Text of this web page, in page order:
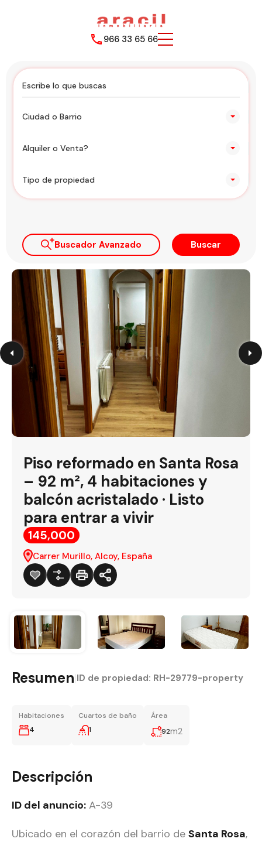
966 33 65 66
Ciudad o Barrio
Alquiler o Venta?
Tipo de propiedad
Buscador Avanzado Buscar
Piso reformado en Santa Rosa
– 92 m², 4 habitaciones y
balcón acristalado · Listo
para entrar a vivir
145,000
Carrer Murillo, Alcoy, España
Resumen ID de propiedad: RH-29779-property
Habitaciones
4
Cuartos de baño
1
Área
92m2
Descripción
ID del anuncio: A-39
Ubicado en el corazón del barrio de Santa Rosa,